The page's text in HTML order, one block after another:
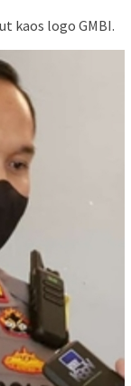
kaos logo GMBI.